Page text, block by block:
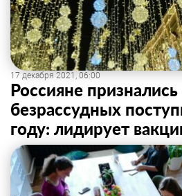
17 декабря 2021, 06:00
Россияне
безрассудных
году: лидирует